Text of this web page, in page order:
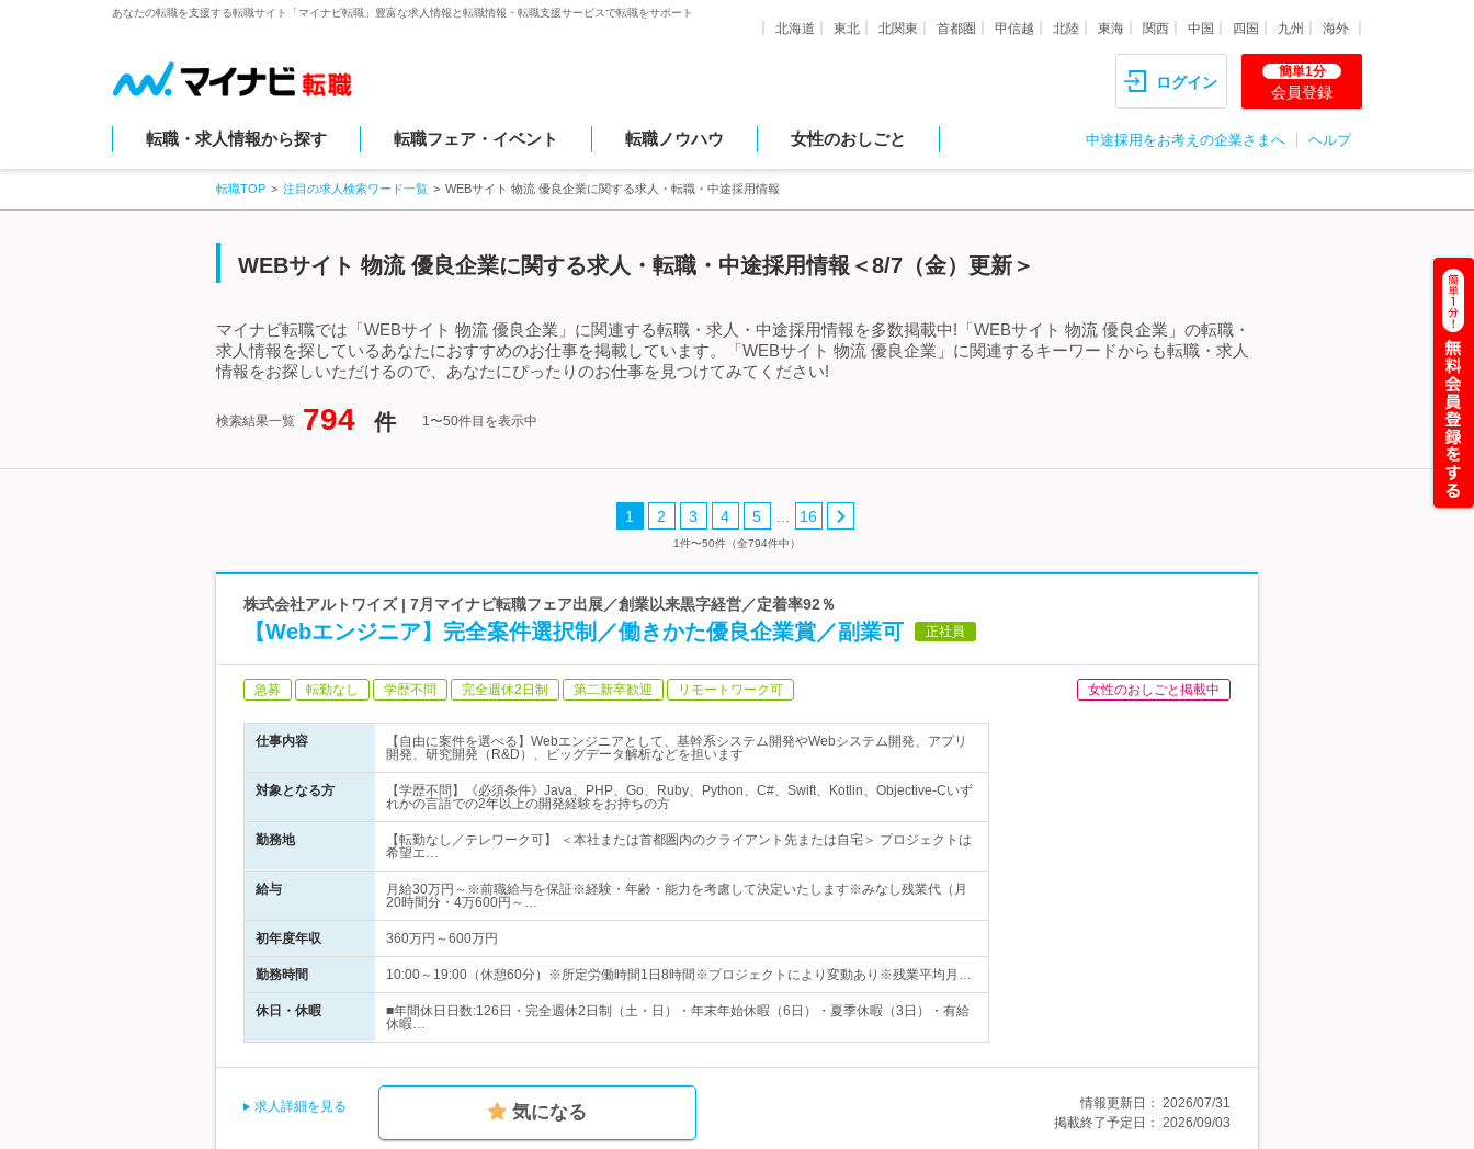
あなたの転職を支援する転職サイト「マイナビ転職」豊富な求人情報と転職情報・転職支援サービスで転職をサポート
北海道 東北 北関東 首都圏 甲信越 北陸 東海 関西 中国 四国 九州 海外
ログイン
簡単1分
会員登録
転職・求人情報から探す 転職フェア・イベント 転職ノウハウ 女性のおしごと 中途採用をお考えの企業さまへ ヘルプ
転職TOP 注目の求人検索ワード一覧 WEBサイト 物流 優良企業に関する求人・転職・中途採用情報
WEBサイト 物流 優良企業に関する求人・転職・中途採用情報＜8/7（金）更新＞
マイナビ転職では「WEBサイト 物流 優良企業」に関連する転職・求人・中途採用情報を多数掲載中!「WEBサイト 物流 優良企業」の転職・
求人情報を探しているあなたにおすすめのお仕事を掲載しています。「WEBサイト 物流 優良企業」に関連するキーワードからも転職・求人
情報をお探しいただけるので、あなたにぴったりのお仕事を見つけてみてください!
検索結果一覧 794 件 1〜50件目を表示中
1 2 3 4 5 16
1件〜50件（全794件中）
株式会社アルトワイズ | 7月マイナビ転職フェア出展／創業以来黒字経営／定着率92％
【Webエンジニア】完全案件選択制／働きかた優良企業賞／副業可 正社員
急募 転勤なし 学歴不問 完全週休2日制 第二新卒歓迎 リモートワーク可 女性のおしごと掲載中
仕事内容
【自由に案件を選べる】Webエンジニアとして、基幹系システム開発やWebシステム開発、アプリ
開発、研究開発（R&D）、ビッグデータ解析などを担います
対象となる方
【学歴不問】《必須条件》Java、PHP、Go、Ruby、Python、C#、Swift、Kotlin、Objective-Cいず
れかの言語での2年以上の開発経験をお持ちの方
勤務地
【転勤なし／テレワーク可】 ＜本社または首都圏内のクライアント先または自宅＞ プロジェクトは
希望エ…
給与
月給30万円～※前職給与を保証※経験・年齢・能力を考慮して決定いたします※みなし残業代（月
20時間分・4万600円～…
初年度年収 360万円～600万円
勤務時間 10:00～19:00（休憩60分）※所定労働時間1日8時間※プロジェクトにより変動あり※残業平均月…
休日・休暇
■年間休日日数:126日・完全週休2日制（土・日）・年末年始休暇（6日）・夏季休暇（3日）・有給
休暇…
求人詳細を見る 気になる 情報更新日： 2026/07/31
掲載終了予定日： 2026/09/03